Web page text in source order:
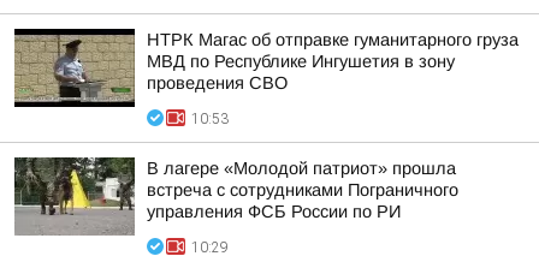
НТРК Магас об отправке гуманитарного груза
МВД по Республике Ингушетия в зону
проведения СВО
10:53
В лагере «Молодой патриот» прошла
встреча с сотрудниками Пограничного
управления ФСБ России по РИ
10:29